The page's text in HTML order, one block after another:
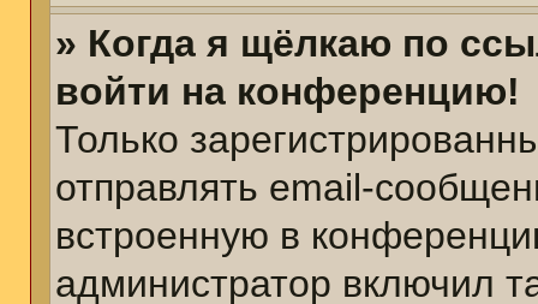
» Когда я щёлкаю по
войти на конференцию!
Только
отправлять email-
встроенную в
администратор включил